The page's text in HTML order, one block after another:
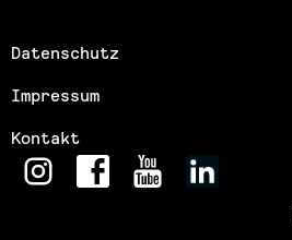
Datenschutz
Impressum
Kontakt